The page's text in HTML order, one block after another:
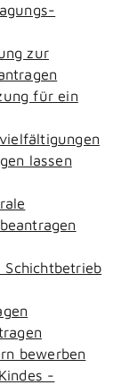
zur
für ein
lassen
Schichtbetrieb
bewerben
-